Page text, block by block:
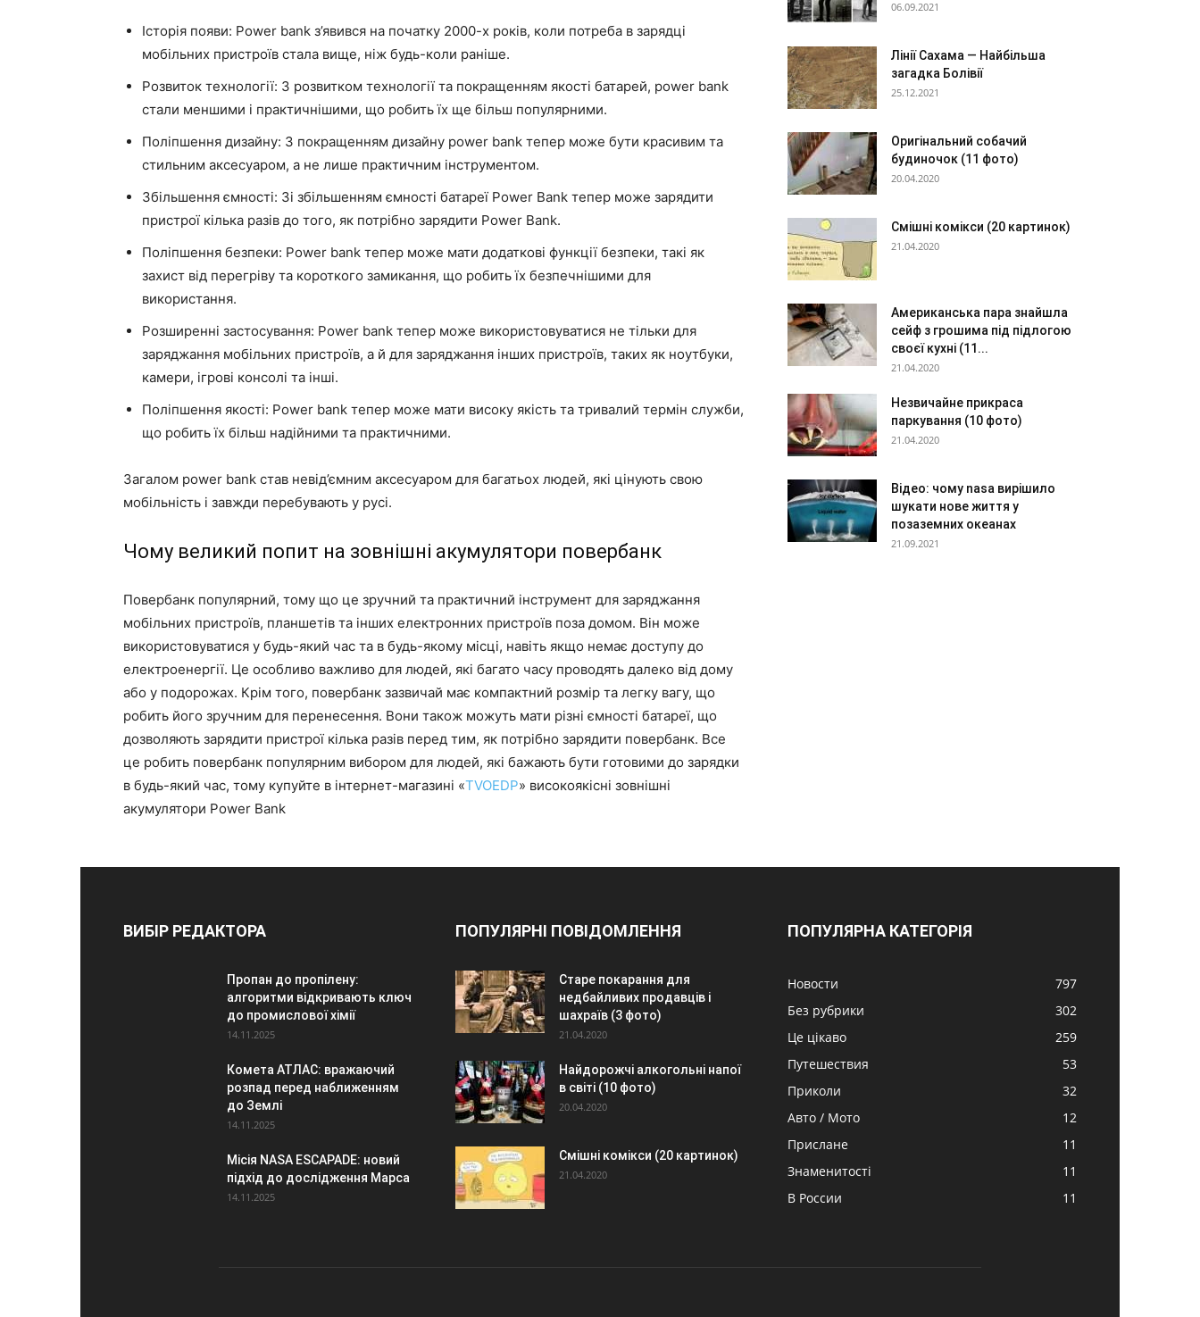
Історія появи: Power bank з’явився на початку 2000-х років, коли потреба в зарядці
мобільних пристроїв стала вище, ніж будь-коли раніше.
Розвиток технології: З розвитком технології та покращенням якості батарей, power bank
стали меншими і практичнішими, що робить їх ще більш популярними.
Поліпшення дизайну: З покращенням дизайну power bank тепер може бути красивим та
стильним аксесуаром, а не лише практичним інструментом.
Збільшення ємності: Зі збільшенням ємності батареї Power Bank тепер може зарядити
пристрої кілька разів до того, як потрібно зарядити Power Bank.
Поліпшення безпеки: Power bank тепер може мати додаткові функції безпеки, такі як
захист від перегріву та короткого замикання, що робить їх безпечнішими для
використання.
Розширенні застосування: Power bank тепер може використовуватися не тільки для
заряджання мобільних пристроїв, а й для заряджання інших пристроїв, таких як ноутбуки,
камери, ігрові консолі та інші.
Поліпшення якості: Power bank тепер може мати високу якість та тривалий термін служби,
що робить їх більш надійними та практичними.
Загалом power bank став невід’ємним аксесуаром для багатьох людей, які цінують свою
мобільність і завжди перебувають у русі.
Чому великий попит на зовнішні акумулятори повербанк
Повербанк популярний, тому що це зручний та практичний інструмент для заряджання
мобільних пристроїв, планшетів та інших електронних пристроїв поза домом. Він може
використовуватися у будь-який час та в будь-якому місці, навіть якщо немає доступу до
електроенергії. Це особливо важливо для людей, які багато часу проводять далеко від дому
або у подорожах. Крім того, повербанк зазвичай має компактний розмір та легку вагу, що
робить його зручним для перенесення. Вони також можуть мати різні ємності батареї, що
дозволяють зарядити пристрої кілька разів перед тим, як потрібно зарядити повербанк. Все
це робить повербанк популярним вибором для людей, які бажають бути готовими до зарядки
в будь-який час, тому купуйте в інтернет-магазині «‎TVOEDP» високоякісні зовнішні
акумулятори Power Bank
06.09.2021
Лінії Сахама — Найбільша
загадка Болівії
25.12.2021
Оригінальний собачий
будиночок (11 фото)
20.04.2020
Смішні комікси (20 картинок)
21.04.2020
Американська пара знайшла
сейф з грошима під підлогою
своєї кухні (11...
21.04.2020
Незвичайне прикраса
паркування (10 фото)
21.04.2020
Відео: чому nasa вирішило
шукати нове життя у
позаземних океанах
21.09.2021
ВИБІР РЕДАКТОРА
Пропан до пропілену:
алгоритми відкривають ключ
до промислової хімії
14.11.2025
Комета АТЛАС: вражаючий
розпад перед наближенням
до Землі
14.11.2025
Місія NASA ESCAPADE: новий
підхід до дослідження Марса
14.11.2025
ПОПУЛЯРНІ ПОВІДОМЛЕННЯ
Старе покарання для
недбайливих продавців і
шахраїв (3 фото)
21.04.2020
Найдорожчі алкогольні напої
в світі (10 фото)
20.04.2020
Смішні комікси (20 картинок)
21.04.2020
ПОПУЛЯРНА КАТЕГОРІЯ
Новости
797
Без рубрики
302
Це цікаво
259
Путешествия
53
Приколи
32
Авто / Мото
12
Прислане
11
Знаменитості
11
В России
11